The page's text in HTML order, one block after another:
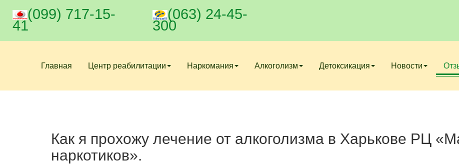
(099) 717-15-
41
(063) 24-45-
300
Главная Центр реабилитации Наркомания Алкоголизм Детоксикация Новости
Как я прохожу лечение от алкоголизма в Харькове РЦ
наркотиков».